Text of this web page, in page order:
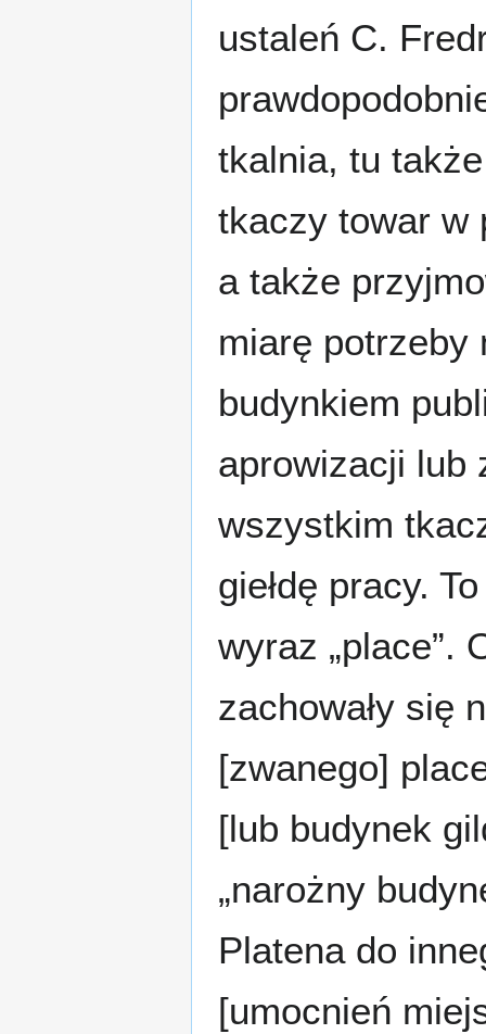
ustaleń C.
tkalnia, tu
tkaczy towar w
a także
miarę potrzeby
budynkiem
aprowizacji lub
wszystkim
giełdę pracy.
wyraz „place”.
zachowały się
[zwanego]
[lub budynek
„narożny
Platena do
[umocnień